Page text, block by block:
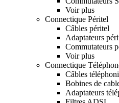
Voir plus
Connectique Péritel
Câbles péritel
Adaptateurs
Commutateurs
Voir plus
Connectique
Câbles
Bobines de
Adaptateurs